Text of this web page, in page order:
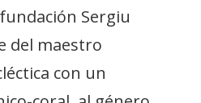
Sergiu
del maestro
con un